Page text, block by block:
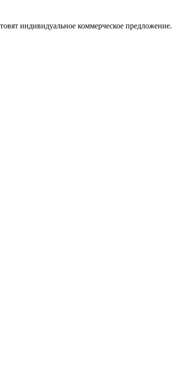
индивидуальное коммерческое предложение.